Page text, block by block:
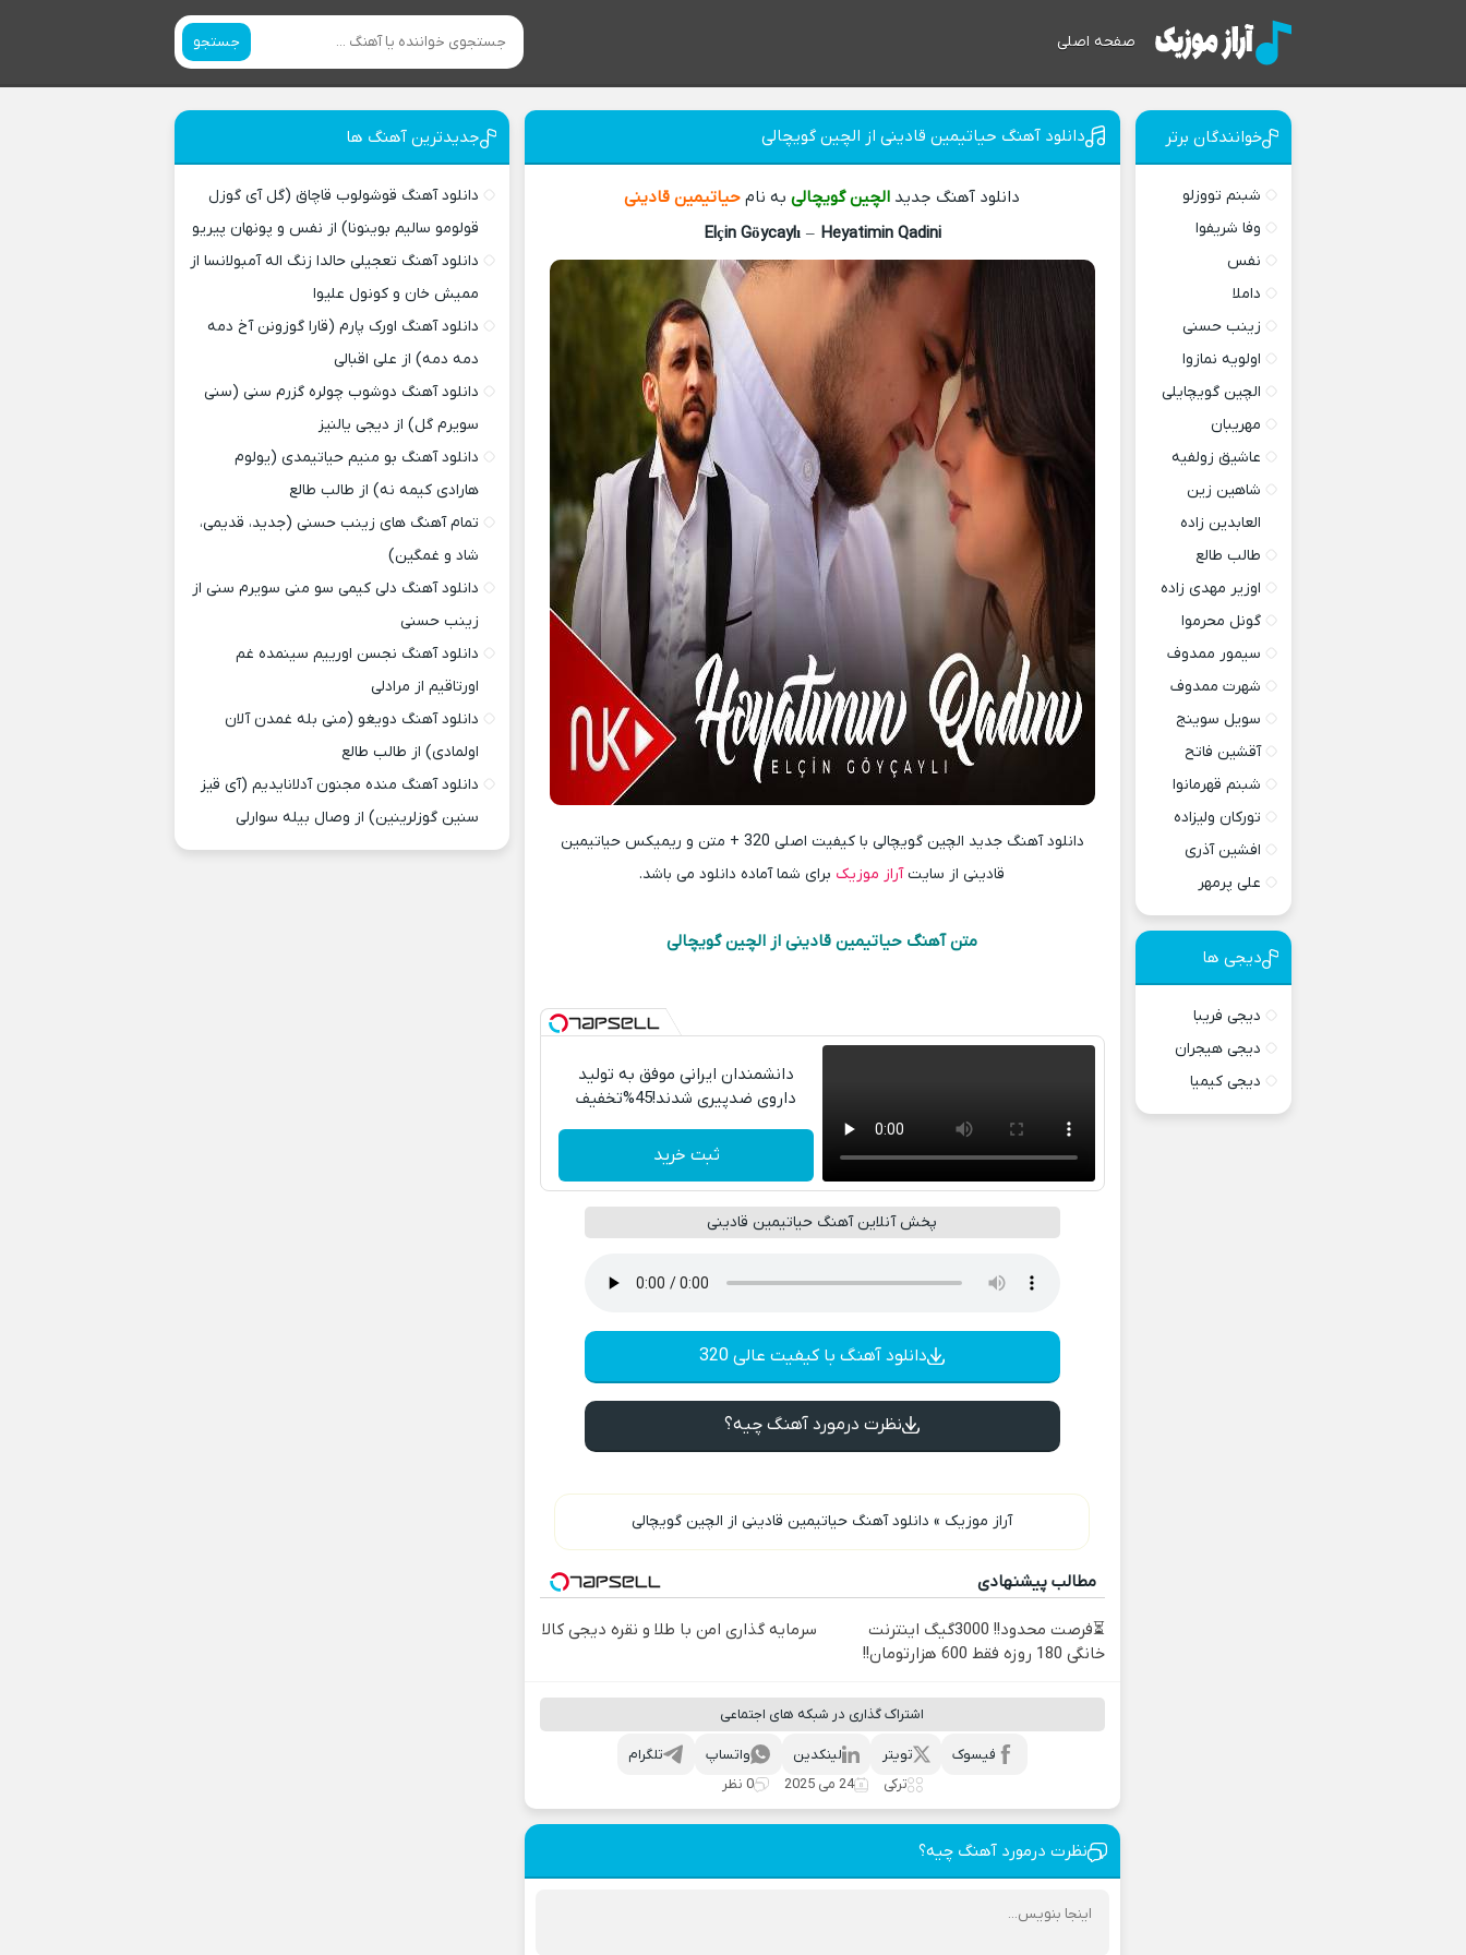
صفحه اصلی جستجو
دانلود آهنگ حیاتیمین قادینی از الچین گویچالی
دانلود آهنگ جدید الچین گویچالیبه نام حیاتیمین قادینی
Elçin Göycaylı – Heyatimin Qadini
دانلود آهنگ جدید الچین گویچالی با کیفیت اصلی 320 + متن و ریمیکس حیاتیمین
قادینی از سایتآراز موزیک برای شما آماده دانلود می باشد.
متن آهنگ حیاتیمین قادینی از الچین گویچالی
دانشمندان ایرانی موفق به تولید
داروی ضدپیری شدند!45%تخفیف
ثبت خرید
پخش آنلاین آهنگ حیاتیمین قادینی
دانلود آهنگ با کیفیت عالی 320
نظرت درمورد آهنگ چیه؟
آراز موزیک » دانلود آهنگ حیاتیمین قادینی از الچین گویچالی
مطالب پیشنهادی
⏳فرصت محدود!! 3000گیگ اینترنت
خانگی 180 روزه فقط 600 هزارتومان!!
سرمایه گذاری امن با طلا و نقره دیجی کالا
اشتراک گذاری در شبکه های اجتماعی
تلگرام واتساپ لینکدین تویتر
فیسوک
ترکی
24 می 2025 0 نظر
نظرت درمورد آهنگ چیه؟
خوانندگان برتر
شبنم تووزلو
وفا شریفوا
نفس
داملا
زینب حسنی
اولویه نمازوا
الچین گویچایلی
مهریبان
عاشیق زولفیه
شاهین زین
العابدین زاده
طالب طالع
اوزیر مهدی زاده
گونل محرموا
سیمور ممدوف
شهرت ممدوف
سویل سوینج
آقشین فاتح
شبنم قهرمانوا
تورکان ولیزاده
افشین آذری
علی پرمهر
دیجی ها
دیجی فریبا
دیجی هیجران
دیجی کیمیا
جدیدترین آهنگ ها
دانلود آهنگ قوشولوب قاچاق (گل آی گوزل
قولومو سالیم بوینونا) از نفس و پونهان پیریو
دانلود آهنگ تعجیلی حالدا زنگ اله آمبولانسا از
ممیش خان و کونول علیوا
دانلود آهنگ اورک پارم (قارا گوزونن آخ دمه
دمه دمه) از علی اقبالی
دانلود آهنگ دوشوب چولره گزرم سنی (سنی
سویرم گل) از دیجی یالنیز
دانلود آهنگ بو منیم حیاتیمدی (یولوم
هارادی کیمه نه) از طالب طالع
تمام آهنگ های زینب حسنی (جدید، قدیمی،
شاد و غمگین)
دانلود آهنگ دلی کیمی سو منی سویرم سنی از
زینب حسنی
دانلود آهنگ نجسن اورییم سینمده غم
اورتاقیم از مرادلی
دانلود آهنگ دویغو (منی بله غمدن آلان
اولمادی) از طالب طالع
دانلود آهنگ منده مجنون آدلانایدیم (آی قیز
سنین گوزلرینین) از وصال بیله سوارلی